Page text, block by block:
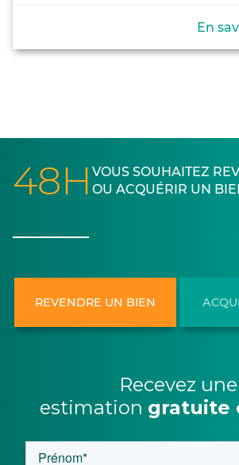
En
48H VOUS SOUHAITEZ
OU ACQUÉRIR UN
REVENDRE UN BIEN